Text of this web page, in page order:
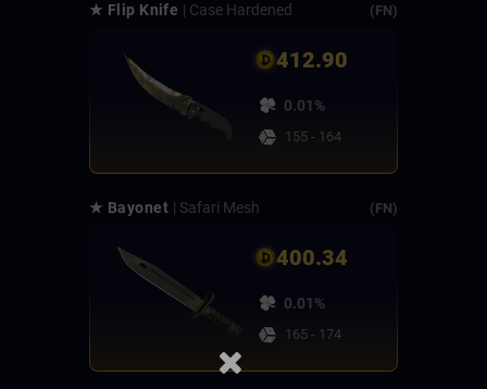
★ Flip Knife | Case Hardened (FN)
412.90
0.01%
155 - 164
★ Bayonet | Safari Mesh (FN)
400.34
0.01%
165 - 174